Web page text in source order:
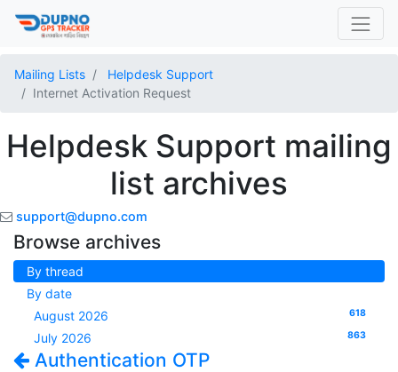
Mailing Lists
Helpdesk Support
Internet Activation Request
Helpdesk Support mailing
list archives
support@dupno.com
Browse archives
By thread
By date
August 2026
618
July 2026 863
Authentication OTP